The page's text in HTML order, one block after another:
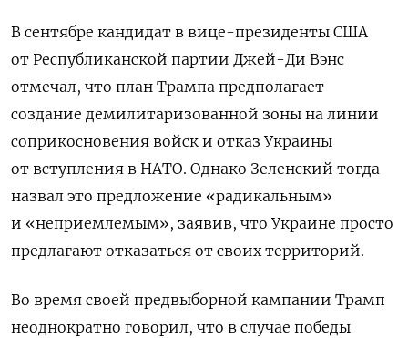
В сентябре кандидат в вице-президенты США
от Республиканской партии Джей-Ди Вэнс
отмечал, что план Трампа предполагает
создание демилитаризованной зоны на линии
соприкосновения войск и отказ Украины
от вступления в НАТО. Однако Зеленский тогда
назвал это предложение «радикальным»
и «неприемлемым», заявив, что Украине просто
предлагают отказаться от своих территорий.
Во время своей предвыборной кампании Трамп
неоднократно говорил, что в случае победы